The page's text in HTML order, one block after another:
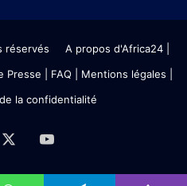
réservés A propos d'Africa24|
Presse | FAQ | Mentions légales
la confidentialité